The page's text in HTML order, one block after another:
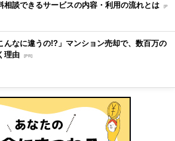
相談できるサービスの内容・利用の流れとは [P
んなに違うの!?」マンション売却で、数百万の
理由 [PR]